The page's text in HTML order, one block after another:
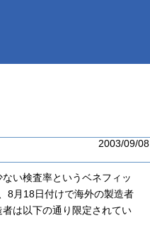
2003/09/08
い検査率というベネフィッ
8月18日付けで海外の製造者
は以下の通り限定されてい